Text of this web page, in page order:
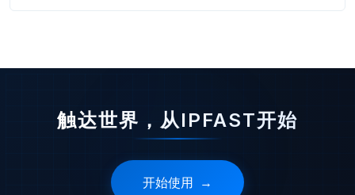
触达世界，从IPFAST开始
开始使用 →